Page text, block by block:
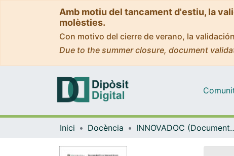
Amb motiu del tancament d'estiu, la
molèsties.
Con motivo del cierre de verano, la
Due to the summer closure, document
Inici Docència INNOVADOC